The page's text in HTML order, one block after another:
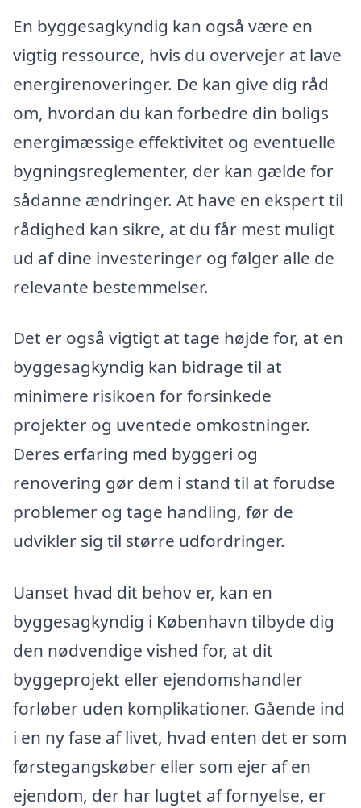
En byggesagkyndig kan også være en
vigtig ressource, hvis du overvejer at lave
energirenoveringer. De kan give dig råd
om, hvordan du kan forbedre din boligs
energimæssige effektivitet og eventuelle
bygningsreglementer, der kan gælde for
sådanne ændringer. At have en ekspert til
rådighed kan sikre, at du får mest muligt
ud af dine investeringer og følger alle de
relevante bestemmelser.
Det er også vigtigt at tage højde for, at en
byggesagkyndig kan bidrage til at
minimere risikoen for forsinkede
projekter og uventede omkostninger.
Deres erfaring med byggeri og
renovering gør dem i stand til at forudse
problemer og tage handling, før de
udvikler sig til større udfordringer.
Uanset hvad dit behov er, kan en
byggesagkyndig i København tilbyde dig
den nødvendige vished for, at dit
byggeprojekt eller ejendomshandler
forløber uden komplikationer. Gående ind
i en ny fase af livet, hvad enten det er som
førstegangskøber eller som ejer af en
ejendom, der har lugtet af fornyelse, er